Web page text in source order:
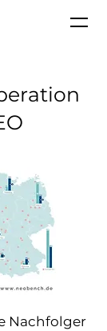
Nachfolger